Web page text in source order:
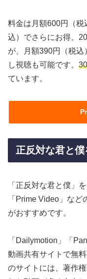
料金は月額600円（
込）でさらにお得。
が、月額390円（税
し視聴も可能です。
ています。
正反対な君と
「正反対な君と僕」
「Prime Video」な
がおすすめです。
「Dailymotion」「
動画共有サイトで無
のサイトには、著作